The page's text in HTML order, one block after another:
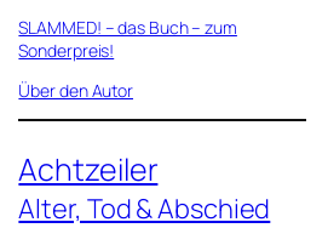
SLAMMED! – das Buch – zum
Sonderpreis!
Über den Autor
Achtzeiler
Alter, Tod & Abschied